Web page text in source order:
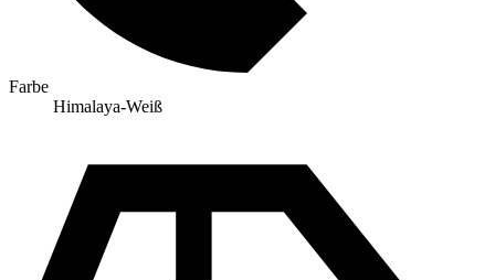
Farbe
Himalaya-Weiß